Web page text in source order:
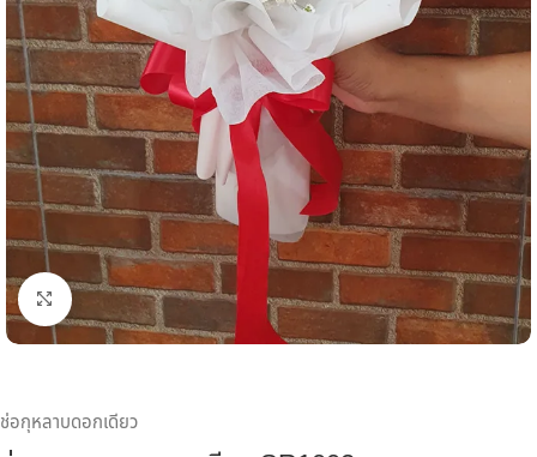
คลิกเพื่อขยาย
ช่อกุหลาบดอกเดียว